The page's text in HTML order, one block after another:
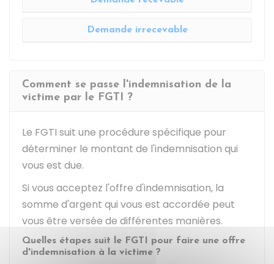
Demande irrecevable
Comment se passe l'indemnisation de la
victime par le FGTI ?
Le FGTI suit une procédure spécifique pour
déterminer le montant de l'indemnisation qui
vous est due.
Si vous acceptez l'offre d'indemnisation, la
somme d'argent qui vous est accordée peut
vous être versée de différentes manières.
Quelles étapes suit le FGTI pour faire une offre
d'indemnisation à la victime ?